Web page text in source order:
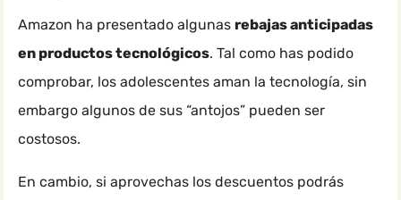
Amazon ha presentado algunas rebajas anticipadas
en productos tecnológicos. Tal como has podido
comprobar, los adolescentes aman la tecnología, sin
embargo algunos de sus “antojos” pueden ser
costosos.
En cambio, si aprovechas los descuentos podrás